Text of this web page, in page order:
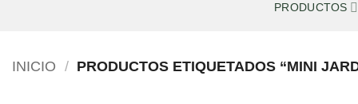
PRODUCTOS
INICIO / PRODUCTOS ETIQUETADOS “MINI